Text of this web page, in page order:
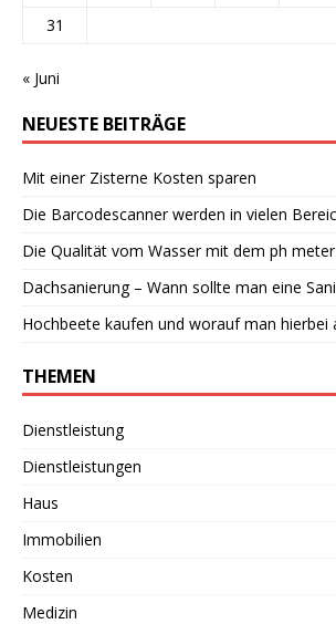
31
« Juni
NEUESTE BEITRÄGE
Mit einer Zisterne Kosten sparen
Die Barcodescanner werden in vielen
Die Qualität vom Wasser mit dem ph
Dachsanierung – Wann sollte man eine
Hochbeete kaufen und worauf man hierbei
THEMEN
Dienstleistung
Dienstleistungen
Haus
Immobilien
Kosten
Medizin